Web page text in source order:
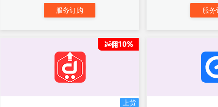
服务订购 服务
上货